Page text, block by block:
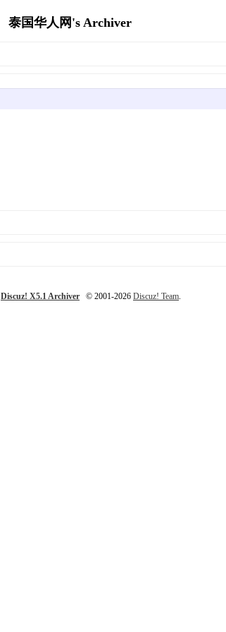
泰国华人网's Archiver
Discuz! X5.1 Archiver © 2001-2026 Discuz! Team.